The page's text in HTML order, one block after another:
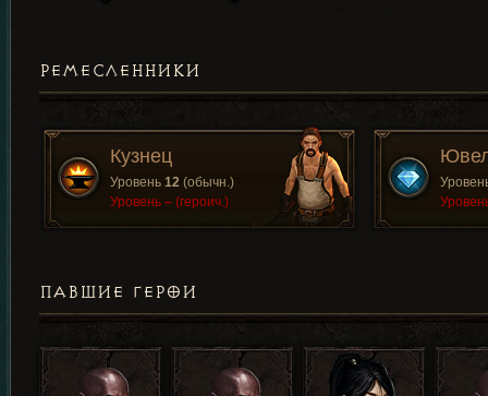
РЕМЕСЛЕННИКИ
Кузнец
Уровень 12 (обычн.)
Уровень – (героич.)
ПАВШИЕ ГЕРОИ